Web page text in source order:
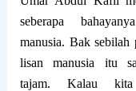
seberapa
manusia. Bak sebilah
lisan manusia itu
tajam. Kalau